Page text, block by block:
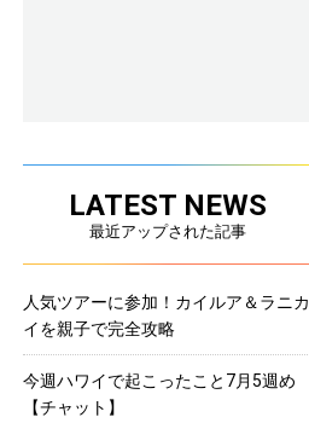
LATEST NEWS
最近アップされた記事
人気ツアーに参加！カイルア＆ラニカ
イを親子で完全攻略
今週ハワイで起こったこと7月5週め
【チャット】